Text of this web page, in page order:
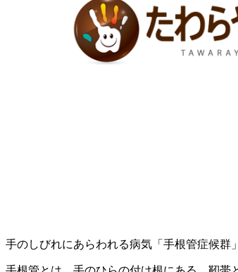
手のしびれにあらわれる病気「手根管症候群